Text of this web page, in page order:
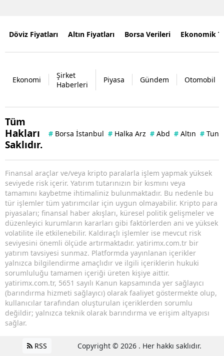
Döviz Fiyatları Altın Fiyatları Borsa Verileri Ekonomik
Ekonomi
Şirket
Haberleri
Piyasa Gündem Otomobil
Tüm
Hakları
Saklıdır.
# Borsa İstanbul # Halka Arz # Abd # Altın #
Finansal araçlar ve/veya kripto paralarla işlem yapmak yüksek
seviyede risk içerir. Yatırım tutarınızın bir kısmını veya
tamamını kaybetme ihtimaliniz bulunmaktadır. Bu nedenle bu
tür işlemler tüm yatırımcılar için uygun olmayabilir. Kripto para
piyasaları; finansal haber akışları, küresel politik gelişmeler ve
düzenleyici kurumların kararları gibi faktörlerden ani ve yüksek
volatilite ile etkilenebilir. Kaldıraçlı işlemler ise mevcut risk
seviyesini önemli ölçüde artırmaktadır. yatirimx.com.tr bir
yatırım tavsiyesi sunmaz. Platformda yayınlanan içerikler
yalnızca bilgilendirme amaçlıdır ve ilgili içeriklerin hukuki
sorumluluğu tamamen içeriği üreten kişiye aittir.
yatirimx.com.tr, 5651 sayılı Kanun kapsamında yer sağlayıcı
(barındırma hizmeti sağlayıcı) olarak faaliyet göstermekte olup,
kullanıcılar tarafından oluşturulan içeriklerden sorumlu
değildir; yalnızca teknik olarak barındırma ve erişim altyapısı
sağlar.
RSS Copyright © 2026 . Her hakkı saklıdır.